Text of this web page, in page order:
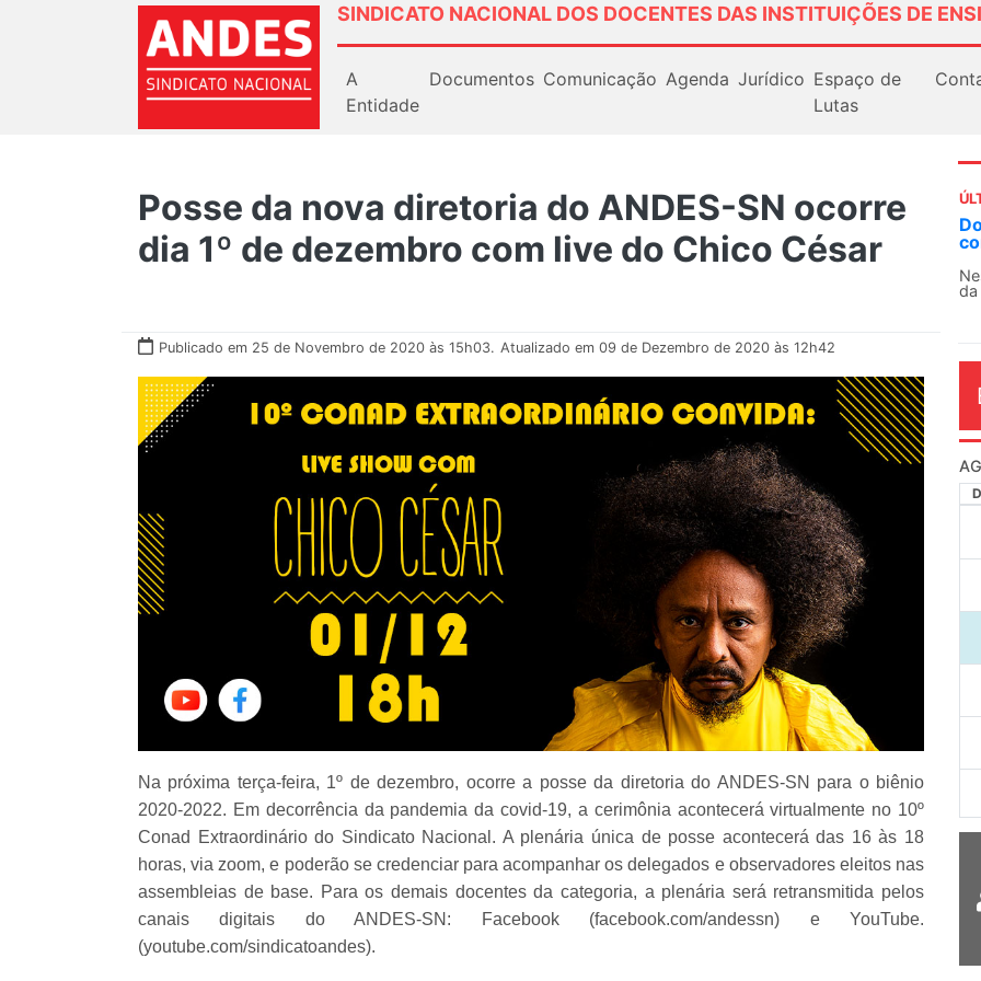
SINDICATO NACIONAL DOS DOCENTES DAS INSTITUIÇÕES DE
A
Entidade
Documentos Comunicação Agenda Jurídico Espaço de
Lutas
Posse da nova diretoria do ANDES-SN ocorre
dia 1º de dezembro com live do Chico César
Publicado em 25 de Novembro de 2020 às 15h03. Atualizado em 09 de Dezembro de 2020 às 12h42
Na próxima terça-feira, 1º de dezembro, ocorre a posse da diretoria do ANDES-SN para o biênio
2020-2022. Em decorrência da pandemia da covid-19, a cerimônia acontecerá virtualmente no 10º
Conad Extraordinário do Sindicato Nacional. A plenária única de posse acontecerá das 16 às 18
horas, via zoom, e poderão se credenciar para acompanhar os delegados e observadores eleitos nas
assembleias de base. Para os demais docentes da categoria, a plenária será retransmitida pelos
canais digitais do ANDES-SN: Facebook (facebook.com/andessn) e YouTube.
(youtube.com/sindicatoandes).
Docentes paralisam novamente
contra as políticas de Milei na
Nessa segunda-feira (3), sindicatos
da educação superior e básica da